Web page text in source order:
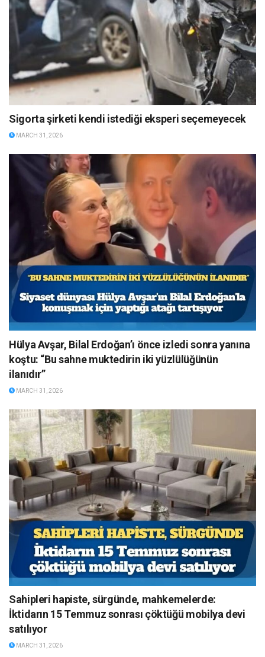
Sigorta şirketi kendi istediği eksperi seçemeyecek
MARCH 31, 2026
Hülya Avşar, Bilal Erdoğan’ı önce izledi sonra yanına
koştu: “Bu sahne muktedirin iki yüzlülüğünün
ilanıdır”
MARCH 31, 2026
Sahipleri hapiste, sürgünde, mahkemelerde:
İktidarın 15 Temmuz sonrası çöktüğü mobilya devi
satılıyor
MARCH 31, 2026